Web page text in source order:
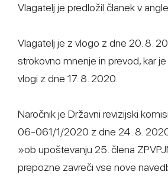
Vlagatelj je predložil članek v
Vlagatelj je z vlogo z dne 20. 8.
strokovno mnenje in prevod, kar
vlogi z dne 17. 8. 2020.
Naročnik je Državni revizijski
06-061/1/2020 z dne 24. 8.
»ob upoštevanju 25. člena
prepozne zavreči vse nove